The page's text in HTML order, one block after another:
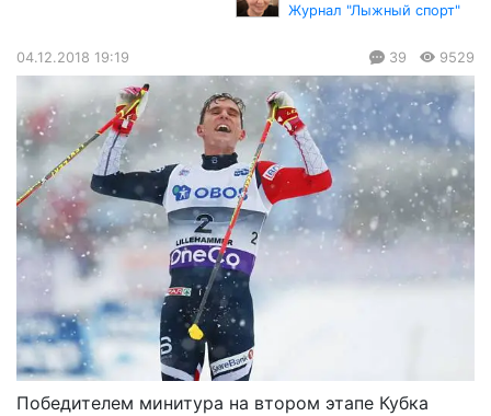
Журнал "Лыжный спорт"
04.12.2018 19:19 39 9529
Победителем минитура на втором этапе Кубка